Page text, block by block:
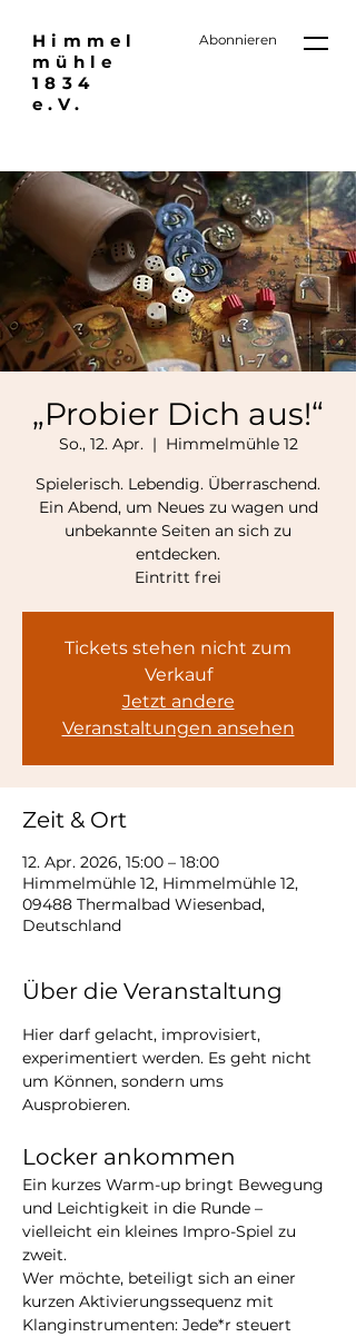
Himmel
mühle
1834
e.V.
Abonnieren
„Probier Dich aus!“
So., 12. Apr.
  |
Himmelmühle 12
Spielerisch. Lebendig. Überraschend.
Ein Abend, um Neues zu wagen und
unbekannte Seiten an sich zu
entdecken.
Eintritt frei
Tickets stehen nicht zum
Verkauf
Jetzt andere
Veranstaltungen ansehen
Zeit & Ort
12. Apr. 2026, 15:00 – 18:00
Himmelmühle 12, Himmelmühle 12,
09488 Thermalbad Wiesenbad,
Deutschland
Über die Veranstaltung
Hier darf gelacht, improvisiert,
experimentiert werden. Es geht nicht
um Können, sondern ums
Ausprobieren.
Locker ankommen
Ein kurzes Warm-up bringt Bewegung
und Leichtigkeit in die Runde –
vielleicht ein kleines Impro-Spiel zu
zweit.
Wer möchte, beteiligt sich an einer
kurzen Aktivierungssequenz mit
Klanginstrumenten: Jede*r steuert